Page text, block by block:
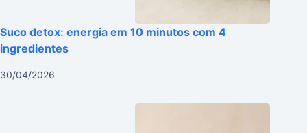
Suco detox: energia em 10 minutos com 4
ingredientes
30/04/2026